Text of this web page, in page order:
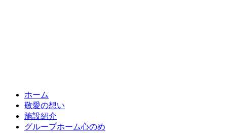
ホーム
敬愛の想い
施設紹介
グループホーム心のめ